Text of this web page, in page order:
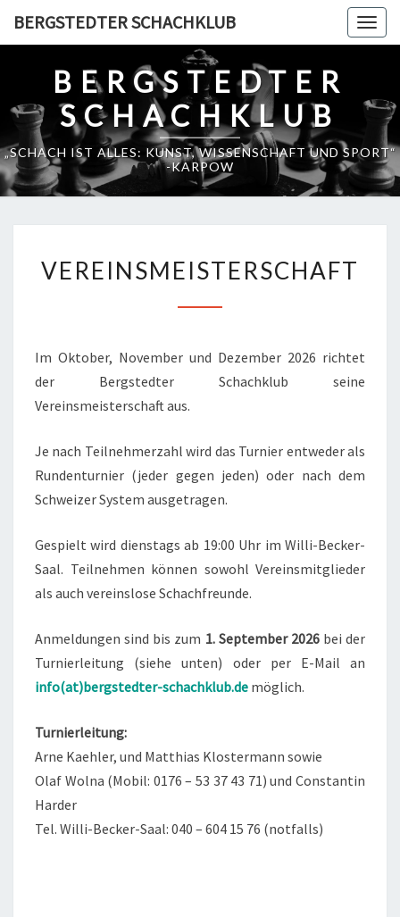
BERGSTEDTER SCHACHKLUB
BERGSTEDTER
SCHACHKLUB
„SCHACH IST ALLES: KUNST, WISSENSCHAFT UND SPORT“
-KARPOW
VEREINSMEISTERSCHAFT
Im Oktober, November und Dezember 2026 richtet
der Bergstedter Schachklub seine
Vereinsmeisterschaft aus.
Je nach Teilnehmerzahl wird das Turnier entweder als
Rundenturnier (jeder gegen jeden) oder nach dem
Schweizer System ausgetragen.
Gespielt wird dienstags ab 19:00 Uhr im Willi-Becker-
Saal. Teilnehmen können sowohl Vereinsmitglieder
als auch vereinslose Schachfreunde.
Anmeldungen sind bis zum 1. September 2026bei der
Turnierleitung (siehe unten) oder per E-Mail an
info(at)bergstedter-schachklub.de möglich.
Turnierleitung:
Arne Kaehler, und Matthias Klostermann sowie
Olaf Wolna (Mobil: 0176 – 53 37 43 71) und Constantin
Harder
Tel. Willi-Becker-Saal: 040 – 604 15 76 (notfalls)